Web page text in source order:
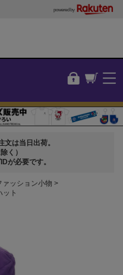
powered by
は当日出荷。
く）
が必要です。
ァッション小物
ト